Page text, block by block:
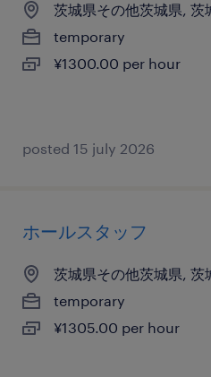
茨城県その他茨城県, 茨
temporary
¥1300.00 per hour
posted 15 july 2026
ホールスタッフ
茨城県その他茨城県, 茨
temporary
¥1305.00 per hour